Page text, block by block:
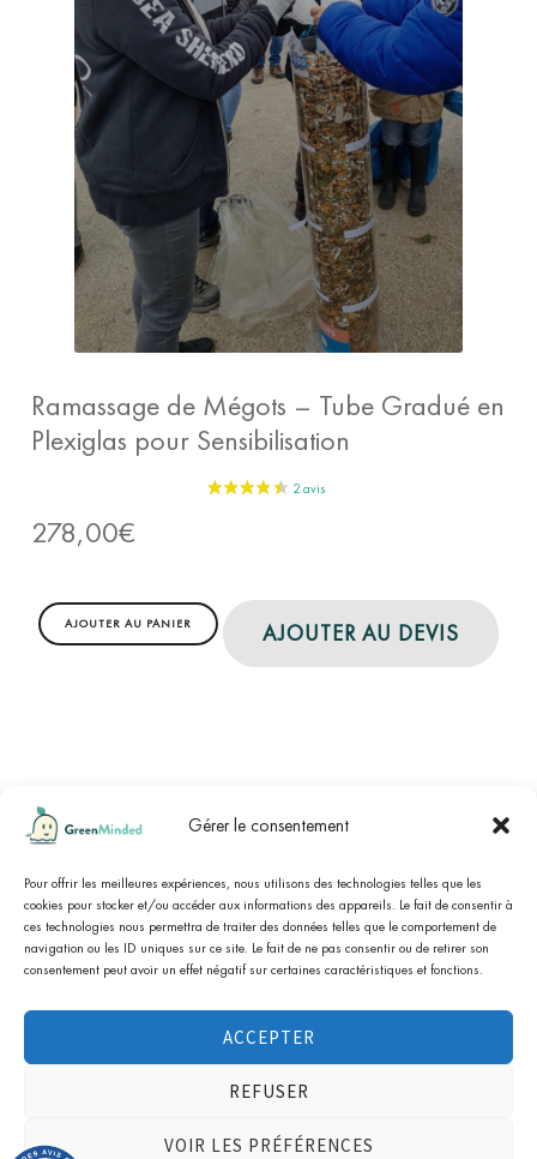
Gérer le consentement
Pour offrir les meilleures expériences, nous utilisons des technologies telles que les
cookies pour stocker et/ou accéder aux informations des appareils. Le fait de consentir à
ces technologies nous permettra de traiter des données telles que le comportement de
navigation ou les ID uniques sur ce site. Le fait de ne pas consentir ou de retirer son
consentement peut avoir un effet négatif sur certaines caractéristiques et fonctions.
ACCEPTER
REFUSER
VOIR LES PRÉFÉRENCES
Ramassage de Mégots – Tube Gradué en
Plexiglas pour Sensibilisation
278,00€
AJOUTER AU PANIER AJOUTER AU DEVIS
afficher l'attestation.
Tous les prix sont T.T.C, T.V.A non-applicable, art. 293-B
de l’association loi 1901 GreenMinded. Copyright ©